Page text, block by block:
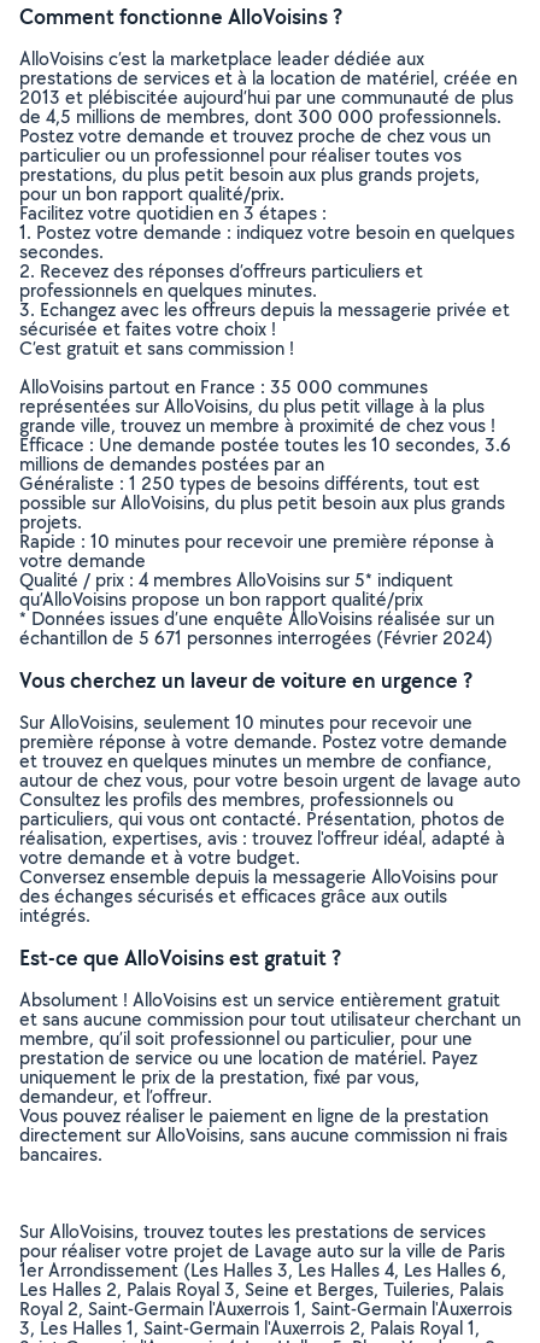
Comment fonctionne AlloVoisins ?
AlloVoisins c’est la marketplace leader dédiée aux
prestations de services et à la location de matériel, créée en
2013 et plébiscitée aujourd’hui par une communauté de plus
de 4,5 millions de membres, dont 300 000 professionnels.
Postez votre demande et trouvez proche de chez vous un
particulier ou un professionnel pour réaliser toutes vos
prestations, du plus petit besoin aux plus grands projets,
pour un bon rapport qualité/prix.
Facilitez votre quotidien en 3 étapes :
1. Postez votre demande : indiquez votre besoin en quelques
secondes.
2. Recevez des réponses d’offreurs particuliers et
professionnels en quelques minutes.
3. Echangez avec les offreurs depuis la messagerie privée et
sécurisée et faites votre choix !
C’est gratuit et sans commission !
AlloVoisins partout en France : 35 000 communes
représentées sur AlloVoisins, du plus petit village à la plus
grande ville, trouvez un membre à proximité de chez vous !
Efficace : Une demande postée toutes les 10 secondes, 3.6
millions de demandes postées par an
Généraliste : 1 250 types de besoins différents, tout est
possible sur AlloVoisins, du plus petit besoin aux plus grands
projets.
Rapide : 10 minutes pour recevoir une première réponse à
votre demande
Qualité / prix : 4 membres AlloVoisins sur 5* indiquent
qu’AlloVoisins propose un bon rapport qualité/prix
* Données issues d’une enquête AlloVoisins réalisée sur un
échantillon de 5 671 personnes interrogées (Février 2024)
Vous cherchez un laveur de voiture en urgence ?
Sur AlloVoisins, seulement 10 minutes pour recevoir une
première réponse à votre demande. Postez votre demande
et trouvez en quelques minutes un membre de confiance,
autour de chez vous, pour votre besoin urgent de lavage auto
Consultez les profils des membres, professionnels ou
particuliers, qui vous ont contacté. Présentation, photos de
réalisation, expertises, avis : trouvez l'offreur idéal, adapté à
votre demande et à votre budget.
Conversez ensemble depuis la messagerie AlloVoisins pour
des échanges sécurisés et efficaces grâce aux outils
intégrés.
Est-ce que AlloVoisins est gratuit ?
Absolument ! AlloVoisins est un service entièrement gratuit
et sans aucune commission pour tout utilisateur cherchant un
membre, qu’il soit professionnel ou particulier, pour une
prestation de service ou une location de matériel. Payez
uniquement le prix de la prestation, fixé par vous,
demandeur, et l’offreur.
Vous pouvez réaliser le paiement en ligne de la prestation
directement sur AlloVoisins, sans aucune commission ni frais
bancaires.
Sur AlloVoisins, trouvez toutes les prestations de services
pour réaliser votre projet de Lavage auto sur la ville de Paris
1er Arrondissement (Les Halles 3, Les Halles 4, Les Halles 6,
Les Halles 2, Palais Royal 3, Seine et Berges, Tuileries, Palais
Royal 2, Saint-Germain l'Auxerrois 1, Saint-Germain l'Auxerrois
3, Les Halles 1, Saint-Germain l'Auxerrois 2, Palais Royal 1,